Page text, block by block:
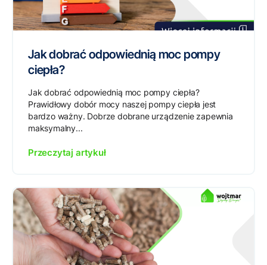
Jak dobrać odpowiednią moc pompy
ciepła?
Jak dobrać odpowiednią moc pompy ciepła?
Prawidłowy dobór mocy naszej pompy ciepła jest
bardzo ważny. Dobrze dobrane urządzenie zapewnia
maksymalny...
Przeczytaj artykuł